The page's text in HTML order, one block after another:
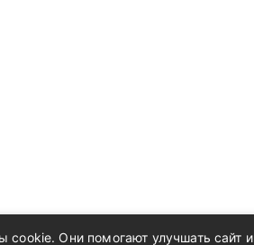
cookie. Они помогают улучшать сайт и